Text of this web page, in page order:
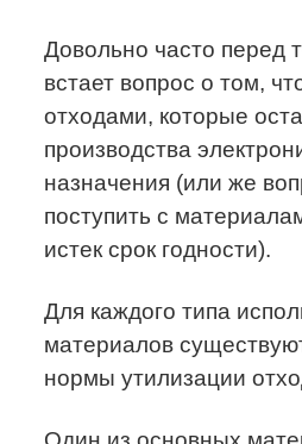
Довольно часто перед
встает вопрос о том,
отходами, которые
производства
назначения (или же
поступить с
истек срок годности).
Для каждого типа
материалов
нормы утилизации